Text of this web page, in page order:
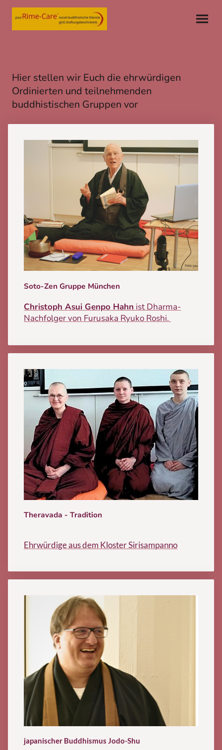
Hier stellen wir Euch die ehrwürdigen
Ordinierten und teilnehmenden
buddhistischen Gruppen vor
Soto-Zen Gruppe München
Christoph Asui Genpo Hahn ist Dharma-
Nachfolger von Furusaka Ryuko Roshi.
Theravada - Tradition
Ehrwürdige aus dem Kloster Sirisampanno
japanischer Buddhismus Jodo-Shu